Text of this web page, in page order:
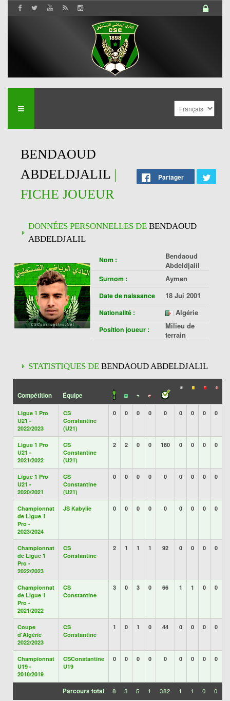
BENDAOUD
ABDELDJALIL |
FICHE JOUEUR
Partager
DONNÉES PERSONNELLES DE BENDAOUD
ABDELDJALIL
Nom :
Bendaoud
Abdeldjalil
Surnom : Aymen
Date de naissance 18 Jui 2001
Nationalité : Algérie
Position joueur :
Milieu de
terrain
STATISTIQUES DE BENDAOUD ABDELDJALIL
Compétition Équipe
Ligue 1 Pro
U21 -
2022/2023
CS
Constantine
(U21)
0 0 0 0 0 0 0 0 0
Ligue 1 Pro
U21 -
2021/2022
CS
Constantine
(U21)
2 2 0 0 180 0 0 0 0
Ligue 1 Pro
U21 -
2020/2021
CS
Constantine
(U21)
0 0 0 0 0 0 0 0 0
Championnat
de Ligue 1
Pro -
2023/2024
JS Kabylie 0 0 0 0 0 0 0 0 0
Championnat
de Ligue 1
Pro -
2022/2023
CS
Constantine
2 1 1 1 92 0 0 0 0
Championnat
de Ligue 1
Pro -
2021/2022
CS
Constantine
3 0 3 0 66 1 1 0 0
Coupe
d'Algérie
2022/2023
CS
Constantine
1 0 1 0 44 0 0 0 0
Championnat
U19 -
2018/2019
CSConstantine
U19
0 0 0 0 0 0 0 0 0
Parcours total 8 3 5 1 382 1 1 0 0